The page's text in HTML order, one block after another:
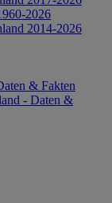
2026
2014-2026
& Fakten
- Daten &